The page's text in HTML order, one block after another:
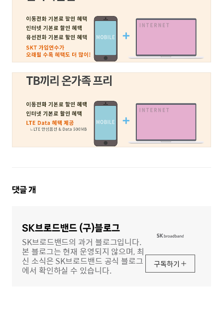
댓
댓글개
SK브로드밴드 (구)블로그
SK브로드밴드의 과거 블로그입니다.
본 블로그는 현재 운영되지 않으며, 최
신 소식은 SK브로드밴드 공식 블로그
에서 확인하실 수 있습니다.
구독하기